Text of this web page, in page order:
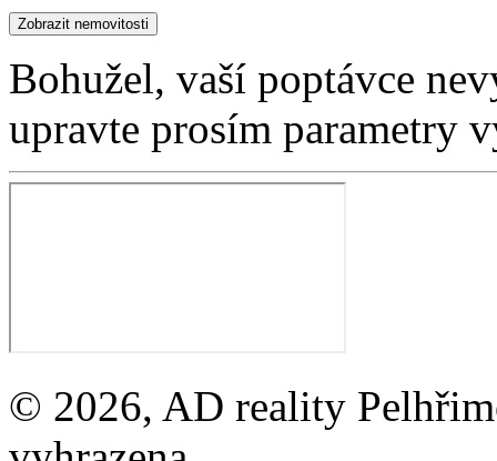
Bohužel, vaší poptávce
upravte prosím parametry
© 2026, AD reality